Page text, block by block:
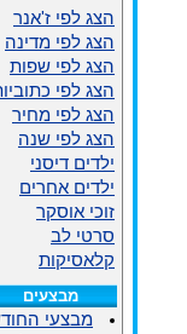
הצג לפי ז'אנר
הצג לפי מדינה
הצג לפי שפות
הצג לפי
הצג לפי מחיר
הצג לפי שנה
ילדים דיסני
ילדים אחרים
זוכי אוסקר
סרטי לב
קלאסיקות
מבצעים
מבצעי